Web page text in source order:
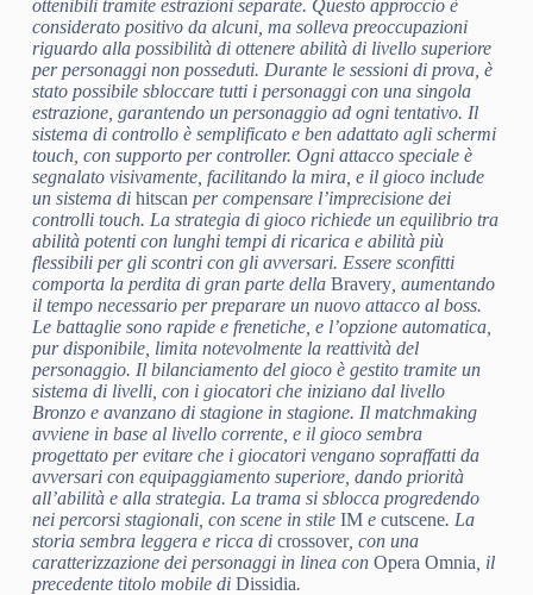
ottenibili tramite estrazioni separate. Questo approccio è
considerato positivo da alcuni, ma solleva preoccupazioni
riguardo alla possibilità di ottenere abilità di livello superiore
per personaggi non posseduti. Durante le sessioni di prova, è
stato possibile sbloccare tutti i personaggi con una singola
estrazione, garantendo un personaggio ad ogni tentativo. Il
sistema di controllo è semplificato e ben adattato agli schermi
touch, con supporto per controller. Ogni attacco speciale è
segnalato visivamente, facilitando la mira, e il gioco include
un sistema di hitscan per compensare l’imprecisione dei
controlli touch. La strategia di gioco richiede un equilibrio tra
abilità potenti con lunghi tempi di ricarica e abilità più
flessibili per gli scontri con gli avversari. Essere sconfitti
comporta la perdita di gran parte della Bravery, aumentando
il tempo necessario per preparare un nuovo attacco al boss.
Le battaglie sono rapide e frenetiche, e l’opzione automatica,
pur disponibile, limita notevolmente la reattività del
personaggio. Il bilanciamento del gioco è gestito tramite un
sistema di livelli, con i giocatori che iniziano dal livello
Bronzo e avanzano di stagione in stagione. Il matchmaking
avviene in base al livello corrente, e il gioco sembra
progettato per evitare che i giocatori vengano sopraffatti da
avversari con equipaggiamento superiore, dando priorità
all’abilità e alla strategia. La trama si sblocca progredendo
nei percorsi stagionali, con scene in stile IMe cutscene. La
storia sembra leggera e ricca di crossover, con una
caratterizzazione dei personaggi in linea con Opera Omnia , il
precedente titolo mobile di Dissidia.